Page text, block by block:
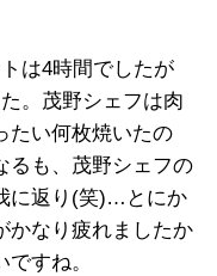
は4時間でしたが
。茂野シェフは肉
たい何枚焼いたの
るも、茂野シェフの
に返り(笑)…とにか
かなり疲れましたか
すね。